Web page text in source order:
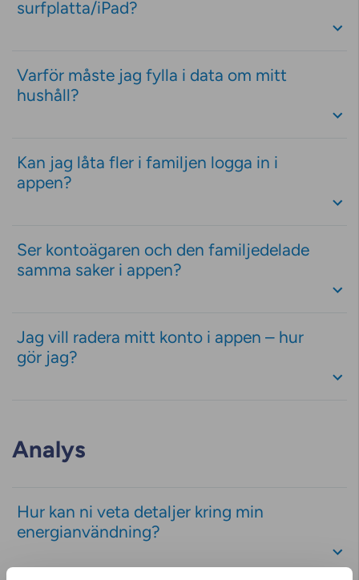
surfplatta/iPad?
Varför måste jag fylla i data om mitt
hushåll?
Kan jag låta fler i familjen logga in i
appen?
Ser kontoägaren och den familjedelade
samma saker i appen?
Jag vill radera mitt konto i appen – hur
gör jag?
Analys
Hur kan ni veta detaljer kring min
energianvändning?